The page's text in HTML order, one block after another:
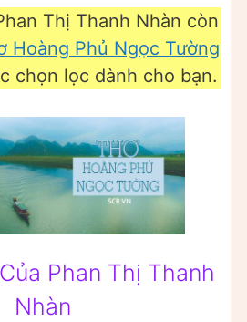
Thị Thanh Nhàn còn
Hoàng Phủ Ngọc Tường
chọn lọc dành cho bạn.
Phan Thị Thanh
Nhàn